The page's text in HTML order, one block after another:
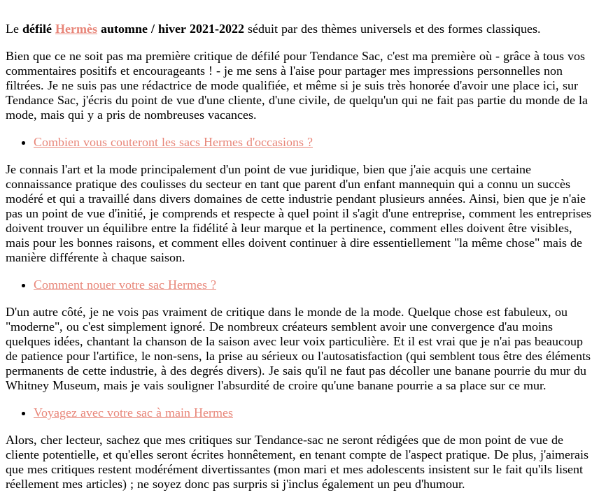
Le défilé Hermès automne / hiver 2021-2022 séduit par des thèmes universels et des formes classiques.
Bien que ce ne soit pas ma première critique de défilé pour Tendance Sac, c'est ma première où - grâce à tous vos
commentaires positifs et encourageants ! - je me sens à l'aise pour partager mes impressions personnelles non
filtrées. Je ne suis pas une rédactrice de mode qualifiée, et même si je suis très honorée d'avoir une place ici, sur
Tendance Sac, j'écris du point de vue d'une cliente, d'une civile, de quelqu'un qui ne fait pas partie du monde de la
mode, mais qui y a pris de nombreuses vacances.
Combien vous couteront les sacs Hermes d'occasions ?
Je connais l'art et la mode principalement d'un point de vue juridique, bien que j'aie acquis une certaine
connaissance pratique des coulisses du secteur en tant que parent d'un enfant mannequin qui a connu un succès
modéré et qui a travaillé dans divers domaines de cette industrie pendant plusieurs années. Ainsi, bien que je n'aie
pas un point de vue d'initié, je comprends et respecte à quel point il s'agit d'une entreprise, comment les entreprises
doivent trouver un équilibre entre la fidélité à leur marque et la pertinence, comment elles doivent être visibles,
mais pour les bonnes raisons, et comment elles doivent continuer à dire essentiellement "la même chose" mais de
manière différente à chaque saison.
Comment nouer votre sac Hermes ?
D'un autre côté, je ne vois pas vraiment de critique dans le monde de la mode. Quelque chose est fabuleux, ou
"moderne", ou c'est simplement ignoré. De nombreux créateurs semblent avoir une convergence d'au moins
quelques idées, chantant la chanson de la saison avec leur voix particulière. Et il est vrai que je n'ai pas beaucoup
de patience pour l'artifice, le non-sens, la prise au sérieux ou l'autosatisfaction (qui semblent tous être des éléments
permanents de cette industrie, à des degrés divers). Je sais qu'il ne faut pas décoller une banane pourrie du mur du
Whitney Museum, mais je vais souligner l'absurdité de croire qu'une banane pourrie a sa place sur ce mur.
Voyagez avec votre sac à main Hermes
Alors, cher lecteur, sachez que mes critiques sur Tendance-sac ne seront rédigées que de mon point de vue de
cliente potentielle, et qu'elles seront écrites honnêtement, en tenant compte de l'aspect pratique. De plus, j'aimerais
que mes critiques restent modérément divertissantes (mon mari et mes adolescents insistent sur le fait qu'ils lisent
réellement mes articles) ; ne soyez donc pas surpris si j'inclus également un peu d'humour.